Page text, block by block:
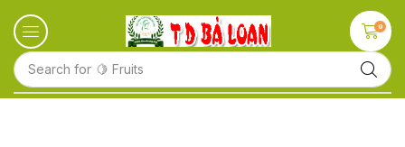
Search for 🥛 Milk
0